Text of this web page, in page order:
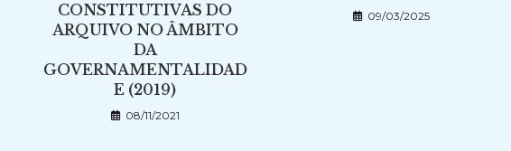
CONSTITUTIVAS DO
ARQUIVO NO ÂMBITO
DA
GOVERNAMENTALIDAD
E (2019)
08/11/2021
09/03/2025